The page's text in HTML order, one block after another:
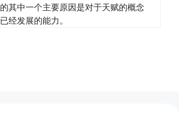
其中一个主要原因是对于天赋的概念
经发展的能力。